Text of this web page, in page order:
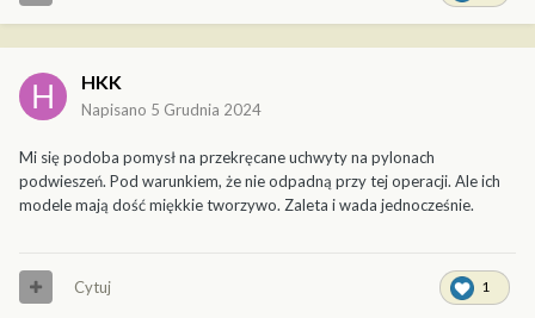
HKK
Napisano 5 Grudnia 2024
Mi się podoba pomysł na przekręcane uchwyty na pylonach
podwieszeń. Pod warunkiem, że nie odpadną przy tej operacji. Ale ich
modele mają dość miękkie tworzywo. Zaleta i wada jednocześnie.
1
Cytuj